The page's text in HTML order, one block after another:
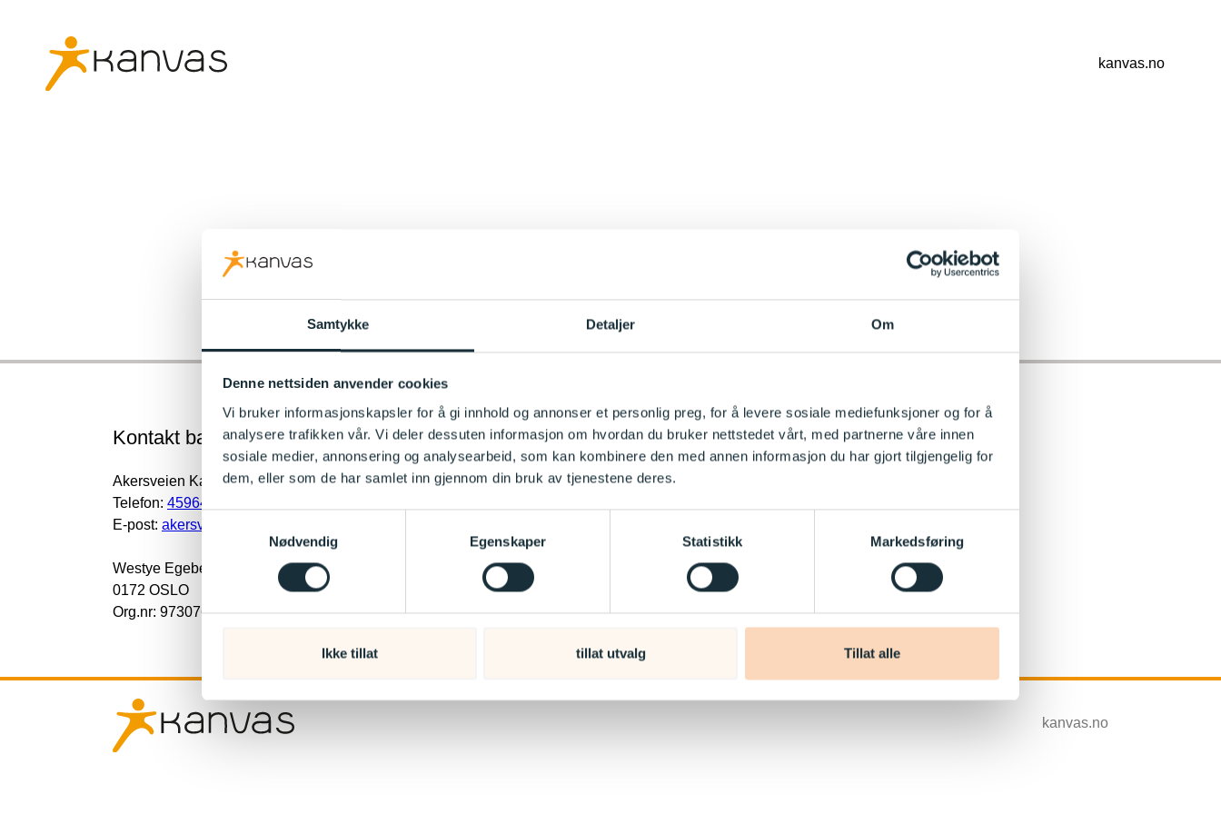
Samtykke Detaljer Om
Denne nettsiden anvender cookies
Vi bruker informasjonskapsler for å gi innhold og annonser et personlig preg, for å levere sosiale mediefunksjoner og for å
analysere trafikken vår. Vi deler dessuten informasjon om hvordan du bruker nettstedet vårt, med partnerne våre innen
sosiale medier, annonsering og analysearbeid, som kan kombinere den med annen informasjon du har gjort tilgjengelig for
dem, eller som de har samlet inn gjennom din bruk av tjenestene deres.
Nødvendig
Egenskaper Statistikk Markedsføring
Ikke tillat tillat utvalg Tillat alle
kanvas.no
Kontakt barnehagen
Akersveien Kanvas-barnehage
Telefon: 45964774
E-post: akersveien@kanvas.no
Westye Egebergsgate 11
0172 OSLO
Org.nr: 973076515
kanvas.no